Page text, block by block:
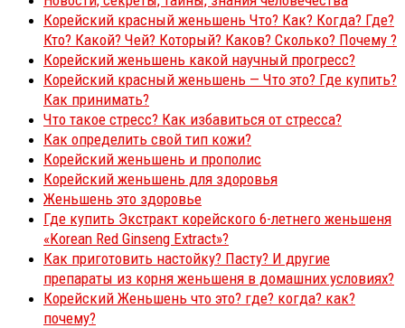
Корейский красный женьшень Что? Как? Когда? Где?
Кто? Какой? Чей? Который? Каков? Сколько? Почему ?
Корейский женьшень какой научный прогресс?
Корейский красный женьшень — Что это? Где купить?
Как принимать?
Что такое стресс? Как избавиться от стресса?
Как определить свой тип кожи?
Корейский женьшень и прополис
Корейский женьшень для здоровья
Женьшень это здоровье
Где купить Экстракт корейского 6-летнего женьшеня
«Korean Red Ginseng Extract»?
Как приготовить настойку? Пасту? И другие
препараты из корня женьшеня в домашних условиях?
Корейский Женьшень что это? где? когда? как?
почему?